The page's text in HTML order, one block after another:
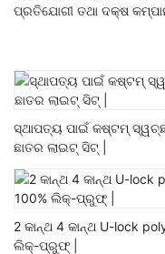
ପ୍ରତିଯୋଗୀ ତଥା ଦକ୍ଷ
ସ୍ଥାପତ୍ୟ ପାଇଁ କଷ୍ଟମ୍
ଛାତର ଲାଇଟ୍ ସିଟ୍ |
2 କାନ୍ଥ 4 କାନ୍ଥ U-lock
ଲିକ୍-ପ୍ରୁଫ୍ |